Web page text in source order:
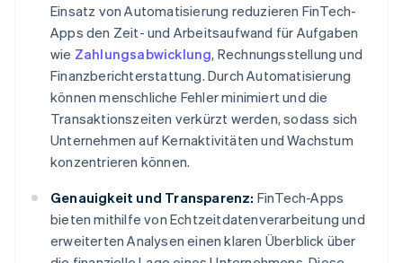
Einsatz von Automatisierung reduzieren FinTech-
Apps den Zeit- und Arbeitsaufwand für Aufgaben
wie Zahlungsabwicklung, Rechnungsstellung und
Finanzberichterstattung. Durch Automatisierung
können menschliche Fehler minimiert und die
Transaktionszeiten verkürzt werden, sodass sich
Unternehmen auf Kernaktivitäten und Wachstum
konzentrieren können.
Genauigkeit und Transparenz: FinTech-Apps
bieten mithilfe von Echtzeitdatenverarbeitung und
erweiterten Analysen einen klaren Überblick über